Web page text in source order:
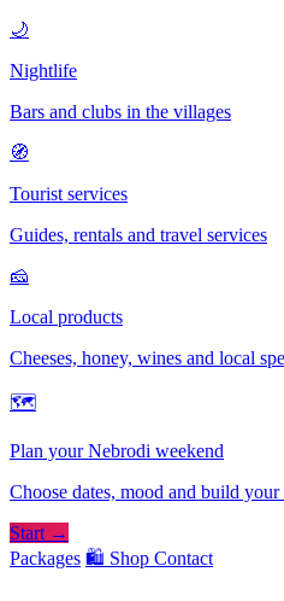
🌙
Nightlife
Bars and clubs in the villages
🧭
Tourist services
Guides, rentals and travel services
🧀
Local products
Cheeses, honey, wines and local
🗺
Plan your Nebrodi weekend
Choose dates, mood and build
Start →
Packages 🛍️ Shop Contact